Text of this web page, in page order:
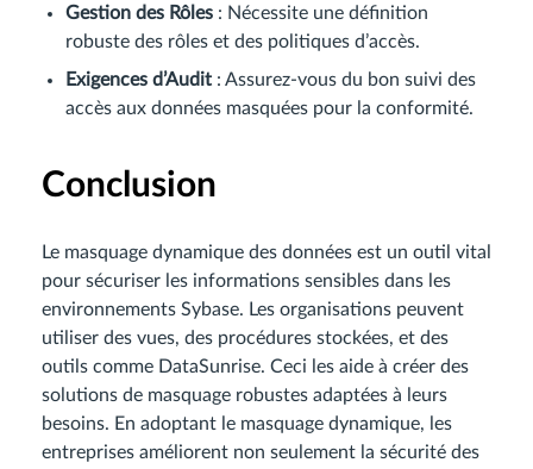
Gestion des Rôles : Nécessite une définition
robuste des rôles et des politiques d’accès.
Exigences d’Audit : Assurez-vous du bon suivi des
accès aux données masquées pour la conformité.
Conclusion
Le masquage dynamique des données est un outil vital
pour sécuriser les informations sensibles dans les
environnements Sybase. Les organisations peuvent
utiliser des vues, des procédures stockées, et des
outils comme DataSunrise. Ceci les aide à créer des
solutions de masquage robustes adaptées à leurs
besoins. En adoptant le masquage dynamique, les
entreprises améliorent non seulement la sécurité des